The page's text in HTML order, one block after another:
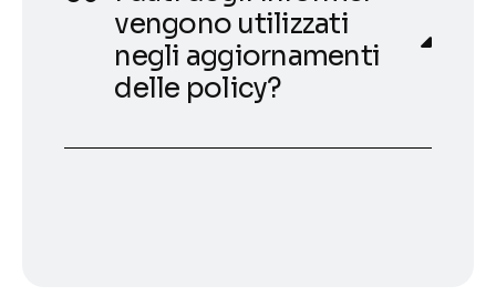
vengono utilizzati
negli aggiornamenti
delle policy?